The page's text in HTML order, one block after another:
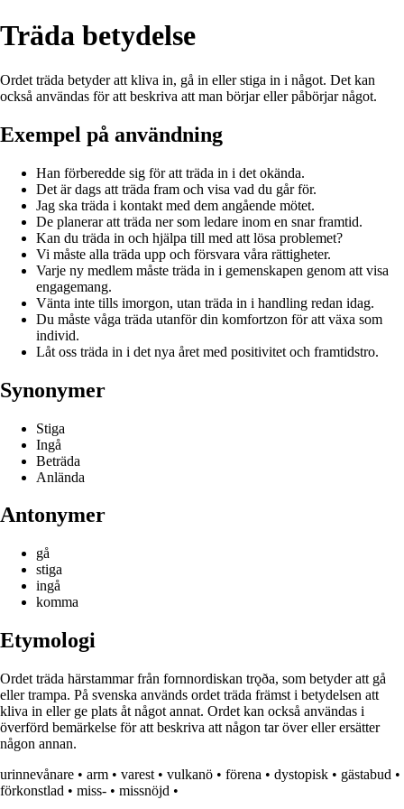
Träda betydelse
Ordet träda betyder att kliva in, gå in eller stiga in i något. Det kan
också användas för att beskriva att man börjar eller påbörjar något.
Exempel på användning
Han förberedde sig för att träda in i det okända.
Det är dags att träda fram och visa vad du går för.
Jag ska träda i kontakt med dem angående mötet.
De planerar att träda ner som ledare inom en snar framtid.
Kan du träda in och hjälpa till med att lösa problemet?
Vi måste alla träda upp och försvara våra rättigheter.
Varje ny medlem måste träda in i gemenskapen genom att visa
engagemang.
Vänta inte tills imorgon, utan träda in i handling redan idag.
Du måste våga träda utanför din komfortzon för att växa som
individ.
Låt oss träda in i det nya året med positivitet och framtidstro.
Synonymer
Stiga
Ingå
Beträda
Anlända
Antonymer
gå
stiga
ingå
komma
Etymologi
Ordet träda härstammar från fornnordiskan trǫða, som betyder att gå
eller trampa. På svenska används ordet träda främst i betydelsen att
kliva in eller ge plats åt något annat. Ordet kan också användas i
överförd bemärkelse för att beskriva att någon tar över eller ersätter
någon annan.
urinnevånare • arm • varest • vulkanö • förena • dystopisk • gästabud •
förkonstlad • miss- • missnöjd •